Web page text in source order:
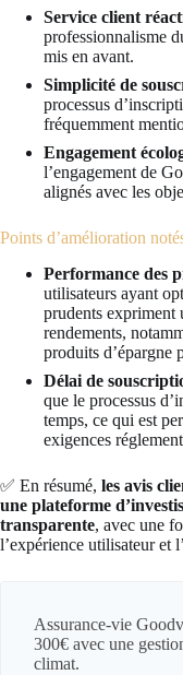
Service client
professionnalisme
mis en avant.
Simplicité de
processus
fréquemment
Engagement
l’engagement de
alignés avec les
Points d’amélioration
Performance des
utilisateurs ayant
prudents expriment
rendements,
produits d’épargne
Délai de
que le processus
temps, ce qui est
exigences
✅ En résumé, les avis
une plateforme
transparente, avec une
l’expérience utilisateur et
Assurance-vie
300€ avec une
climat.